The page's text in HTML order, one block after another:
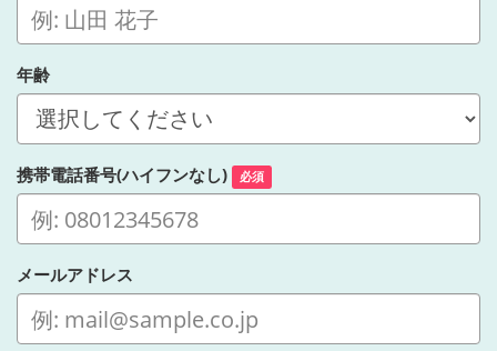
年齢
携帯電話番号(ハイフンなし) 必須
メールアドレス